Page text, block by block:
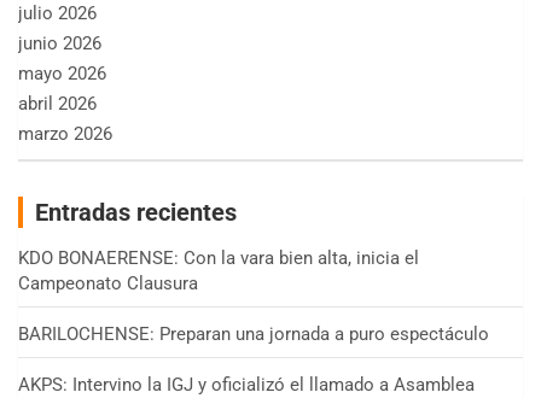
julio 2026
junio 2026
mayo 2026
abril 2026
marzo 2026
Entradas recientes
KDO BONAERENSE: Con la vara bien alta, inicia el
Campeonato Clausura
BARILOCHENSE: Preparan una jornada a puro espectáculo
AKPS: Intervino la IGJ y oficializó el llamado a Asamblea